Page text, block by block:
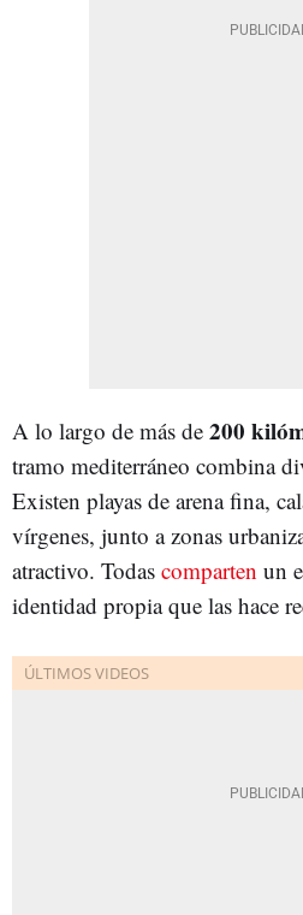
A lo largo de más de 200
tramo mediterráneo combina
Existen playas de arena fina,
vírgenes, junto a zonas
atractivo. Todas comparten un
identidad propia que las hace